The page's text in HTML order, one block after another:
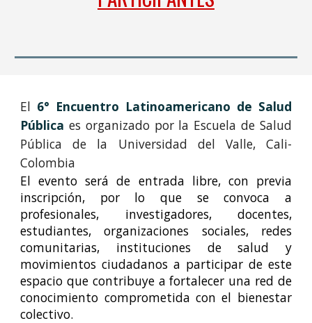
El 6° Encuentro Latinoamericano de Salud
Pública es organizado por la Escuela de Salud
Pública de la Universidad del Valle, Cali-
Colombia
El evento será de entrada libre, con previa
inscripción, por lo que se convoca a
profesionales, investigadores, docentes,
estudiantes, organizaciones sociales, redes
comunitarias, instituciones de salud y
movimientos ciudadanos a participar de este
espacio que contribuye a fortalecer una red de
conocimiento comprometida con el bienestar
colectivo.